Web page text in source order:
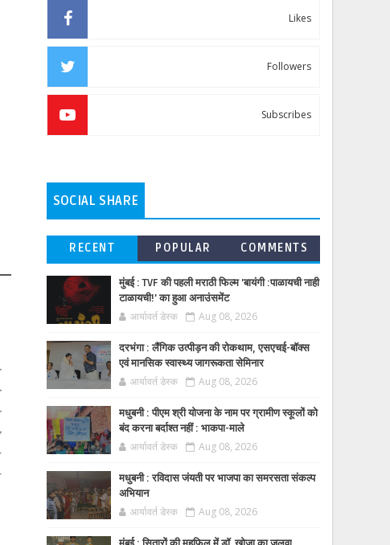
Likes
Followers
Subscribes
SOCIAL SHARE
RECENT POPULAR COMMENTS
मुंबई : TVF की पहली मराठी फिल्म 'बायंगी :पाळायची नाही
टाळायची!' का हुआ अनाउंसमेंट
आर्यावर्त डेस्क Aug 08, 2026
दरभंगा : लैंगिक उत्पीड़न की रोकथाम, एसएचई-बॉक्स
एवं मानसिक स्वास्थ्य जागरूकता सेमिनार
आर्यावर्त डेस्क Aug 08, 2026
मधुबनी : पीएम श्री योजना के नाम पर ग्रामीण स्कूलों को
बंद करना बर्दाश्त नहीं : भाकपा-माले
आर्यावर्त डेस्क Aug 08, 2026
मधुबनी : रविदास जंयती पर भाजपा का समरसता संकल्प
अभियान
आर्यावर्त डेस्क Aug 08, 2026